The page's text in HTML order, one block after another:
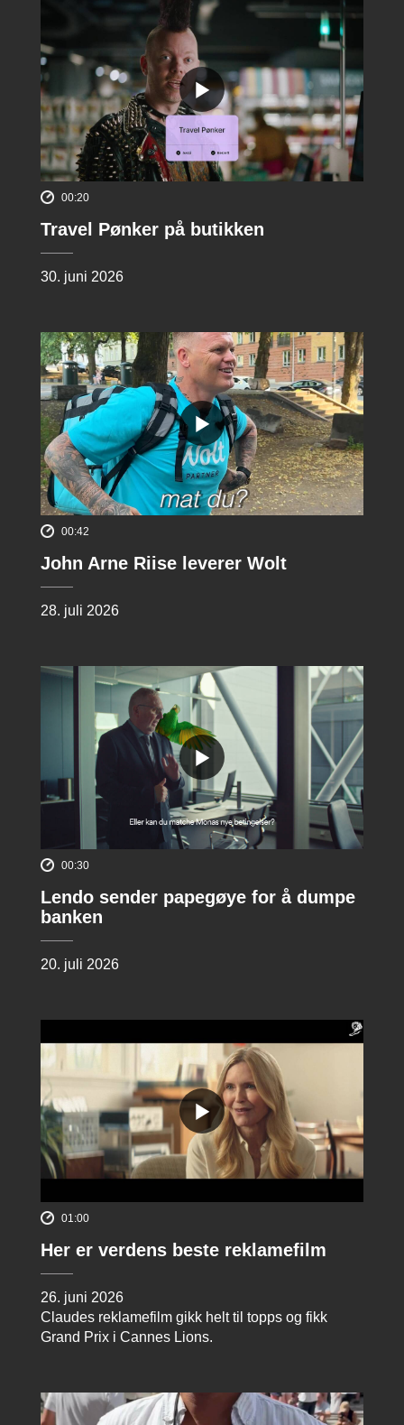
00:20
Travel Pønker på butikken
30. juni 2026
00:42
John Arne Riise leverer Wolt
28. juli 2026
00:30
Lendo sender papegøye for å dumpe
banken
20. juli 2026
01:00
Her er verdens beste reklamefilm
26. juni 2026
Claudes reklamefilm gikk helt til topps og fikk
Grand Prix i Cannes Lions.